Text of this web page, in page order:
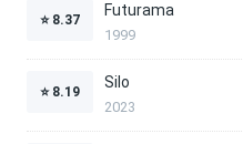
⭐ 8.37
Futurama
1999
⭐ 8.19
Silo
2023